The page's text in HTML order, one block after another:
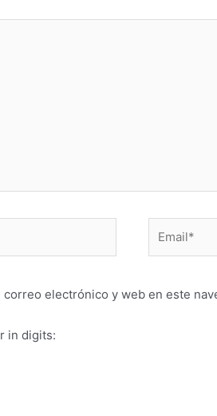
correo electrónico y web en este
in digits: